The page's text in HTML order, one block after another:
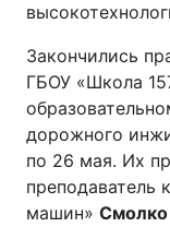
Закончились
ГБОУ «Школа
дорожного
по 26 мая. Их
преподаватель
машин» Смолко